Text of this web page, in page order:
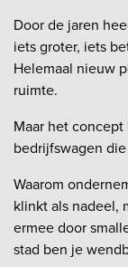
Door de jaren
iets groter, iets
Helemaal nieuw
ruimte.
Maar het
bedrijfswagen
Waarom
klinkt als nadeel,
ermee door
stad ben je